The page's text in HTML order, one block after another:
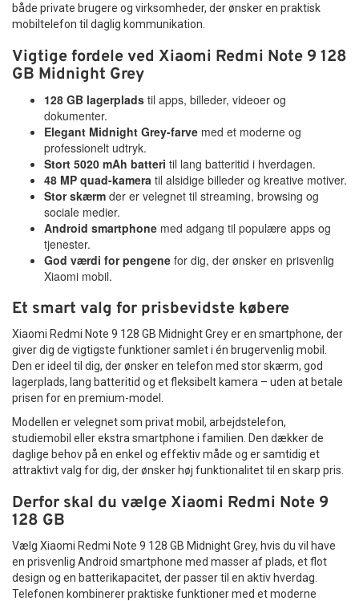
både private brugere og virksomheder, der ønsker en praktisk
mobiltelefon til daglig kommunikation.
Vigtige fordele ved Xiaomi Redmi Note 9 128
GB Midnight Grey
128 GB lagerplads til apps, billeder, videoer og
dokumenter.
Elegant Midnight Grey-farve med et moderne og
professionelt udtryk.
Stort 5020 mAh batteri til lang batteritid i hverdagen.
48 MP quad-kamera til alsidige billeder og kreative motiver.
Stor skærm der er velegnet til streaming, browsing og
sociale medier.
Android smartphone med adgang til populære apps og
tjenester.
God værdi for pengene for dig, der ønsker en prisvenlig
Xiaomi mobil.
Et smart valg for prisbevidste købere
Xiaomi Redmi Note 9 128 GB Midnight Grey er en smartphone, der
giver dig de vigtigste funktioner samlet i én brugervenlig mobil.
Den er ideel til dig, der ønsker en telefon med stor skærm, god
lagerplads, lang batteritid og et fleksibelt kamera – uden at betale
prisen for en premium-model.
Modellen er velegnet som privat mobil, arbejdstelefon,
studiemobil eller ekstra smartphone i familien. Den dækker de
daglige behov på en enkel og effektiv måde og er samtidig et
attraktivt valg for dig, der ønsker høj funktionalitet til en skarp pris.
Derfor skal du vælge Xiaomi Redmi Note 9
128 GB
Vælg Xiaomi Redmi Note 9 128 GB Midnight Grey, hvis du vil have
en prisvenlig Android smartphone med masser af plads, et flot
design og en batterikapacitet, der passer til en aktiv hverdag.
Telefonen kombinerer praktiske funktioner med et moderne